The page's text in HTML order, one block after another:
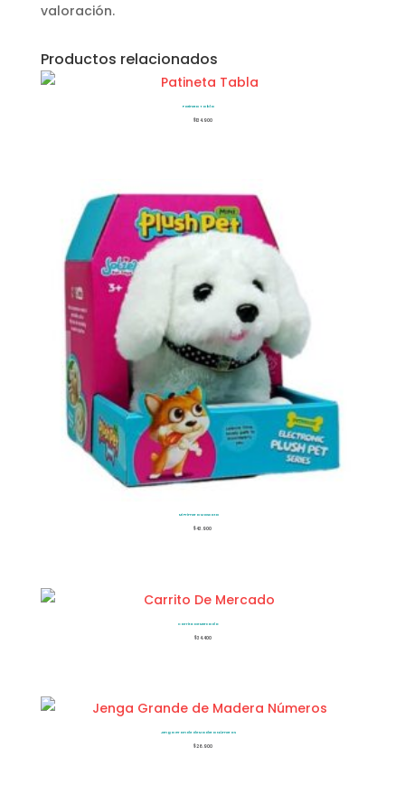
valoración.
Productos relacionados
Patineta Tabla
$134.900
Mi Primera Mascota
$43.900
Carrito De Mercado
$34.400
Jenga Grande de Madera Números
$26.900